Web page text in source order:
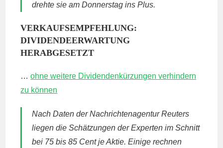
drehte sie am Donnerstag ins Plus.
VERKAUFSEMPFEHLUNG:
DIVIDENDEERWARTUNG
HERABGESETZT
…ohne weitere Dividendenkürzungen verhindern
zu können
Nach Daten der Nachrichtenagentur Reuters
liegen die Schätzungen der Experten im Schnitt
bei 75 bis 85 Cent je Aktie. Einige rechnen